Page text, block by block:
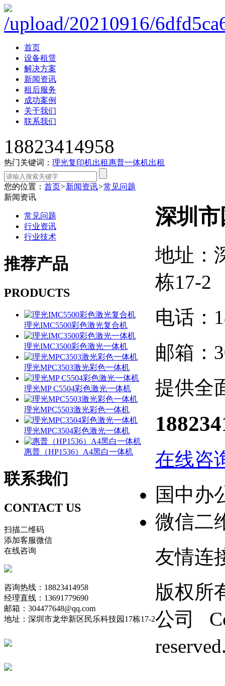
首页
设备租赁
解决方案
新闻资讯
租后服务
成功案例
关于我们
联系我们
18823414958
热门关键词： 理光复印机出租惠普一体机出租
您的位置： 首页>新闻资讯>常见问题
新闻资讯
常见问题
行业资讯
行业技术
推荐产品
PRODUCTS
理光IMC5500彩色激光复合机
理光IMC3500彩色激光一体机
理光MPC3503激光彩色一体机
理光MP C5504彩色激光一体机
理光MPC5503激光彩色一体机
理光MPC3504彩色激光一体机
惠普（HP1536）A4黑白一体机
联系我们
CONTACT US
扫描二维码
添加客服微信
在线咨询
咨询热线：18823414958
经理直线：13691779690
邮箱：304477648@qq.com
地址：深圳市龙华新区民乐科技园17栋17-2
深圳
地址：
栋17-2
电话：
邮箱：
提供全
在线咨
国中办
微信二
友情连
版权所
公司